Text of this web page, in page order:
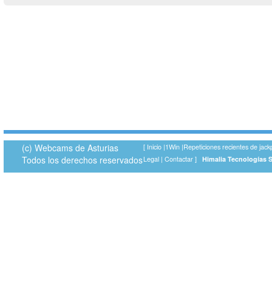
(c) Webcams de Asturias
Todos los derechos reservados
[ Inicio |1Win |Repeticiones recientes de
Legal | Contactar ] Himalia Tecnologías